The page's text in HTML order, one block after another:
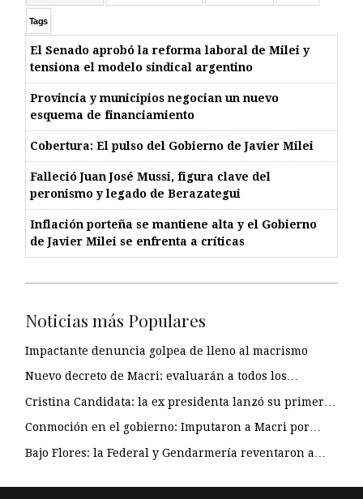
Tags
El Senado aprobó la reforma laboral de Milei y
tensiona el modelo sindical argentino
Provincia y municipios negocian un nuevo
esquema de financiamiento
Cobertura: El pulso del Gobierno de Javier Milei
Falleció Juan José Mussi, figura clave del
peronismo y legado de Berazategui
Inflación porteña se mantiene alta y el Gobierno
de Javier Milei se enfrenta a críticas
Noticias más Populares
Impactante denuncia golpea de lleno al macrismo
Nuevo decreto de Macri: evaluarán a todos los…
Cristina Candidata: la ex presidenta lanzó su primer…
Conmoción en el gobierno: Imputaron a Macri por…
Bajo Flores: la Federal y Gendarmería reventaron a…